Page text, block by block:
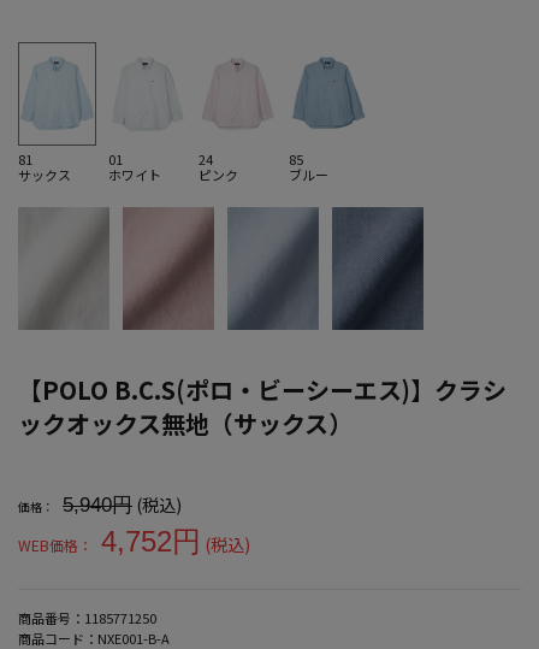
81
サックス
01
ホワイト
24
ピンク
85
ブルー
【POLO B.C.S(ポロ・ビーシーエス)】クラシ
ックオックス無地（サックス）
価格： 5,940円 (税込)
WEB価格： 4,752円 (税込)
商品番号： 1185771250
商品コード： NXE001-B-A